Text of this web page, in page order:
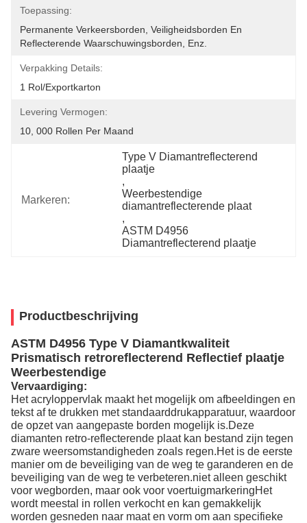
Toepassing:
Permanente Verkeersborden, Veiligheidsborden En
Reflecterende Waarschuwingsborden, Enz.
Verpakking Details:
1 Rol/exportkarton
Levering Vermogen:
10, 000 Rollen Per Maand
Markeren:
Type V Diamantreflecterend
plaatje
,
Weerbestendige
diamantreflecterende plaat
,
ASTM D4956
Diamantreflecterend plaatje
Productbeschrijving
ASTM D4956 Type V Diamantkwaliteit
Prismatisch retroreflecterend Reflectief plaatje
Weerbestendige
Vervaardiging:
Het acryloppervlak maakt het mogelijk om afbeeldingen en
tekst af te drukken met standaarddrukapparatuur, waardoor
de opzet van aangepaste borden mogelijk is.Deze
diamanten retro-reflecterende plaat kan bestand zijn tegen
zware weersomstandigheden zoals regen.Het is de eerste
manier om de beveiliging van de weg te garanderen en de
beveiliging van de weg te verbeteren.niet alleen geschikt
voor wegborden, maar ook voor voertuigmarkeringHet
wordt meestal in rollen verkocht en kan gemakkelijk
worden gesneden naar maat en vorm om aan specifieke